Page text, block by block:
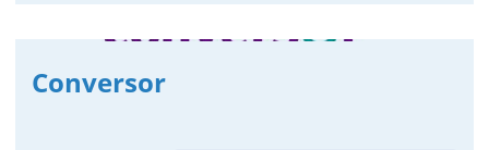
Conversor